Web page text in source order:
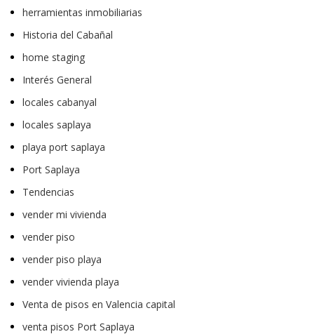
herramientas inmobiliarias
Historia del Cabañal
home staging
Interés General
locales cabanyal
locales saplaya
playa port saplaya
Port Saplaya
Tendencias
vender mi vivienda
vender piso
vender piso playa
vender vivienda playa
Venta de pisos en Valencia capital
venta pisos Port Saplaya